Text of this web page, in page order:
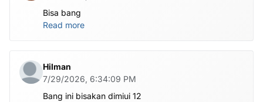
Bisa bang
Read more
Hilman
7/29/2026, 6:34:09 PM
Bang ini bisakan dimiui 12